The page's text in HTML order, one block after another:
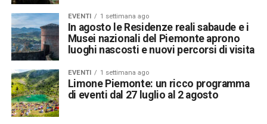
EVENTI 1 settimana ago
In agosto le Residenze reali sabaude e i
Musei nazionali del Piemonte aprono
luoghi nascosti e nuovi percorsi di visita
EVENTI 1 settimana ago
Limone Piemonte: un ricco programma
di eventi dal 27 luglio al 2 agosto